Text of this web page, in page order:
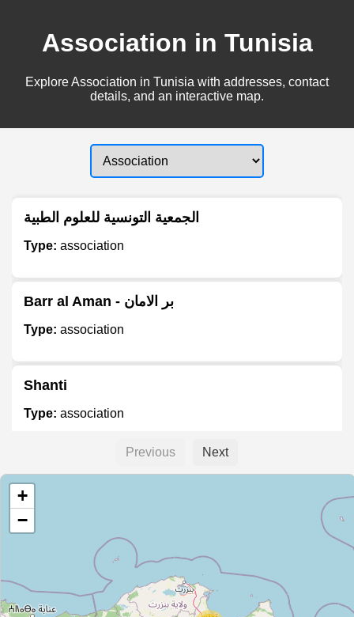
Association in Tunisia
Explore Association in Tunisia with addresses, contact
details, and an interactive map.
الجمعية التونسية للعلوم الطبية
Type: association
Barr al Aman - بر الامان
Type: association
Shanti
Type: association
Type:
Cartographie Citoyenne
association
Previous Next
+
−